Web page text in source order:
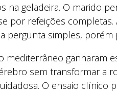
na geladeira. O marido
por refeições
pergunta simples,
mediterrâneo
sem transformar a
O ensaio